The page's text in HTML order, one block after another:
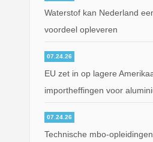
Waterstof kan Nederland
voordeel opleveren
07.24.26
EU zet in op lagere
importheffingen voor
07.24.26
Technische mbo-